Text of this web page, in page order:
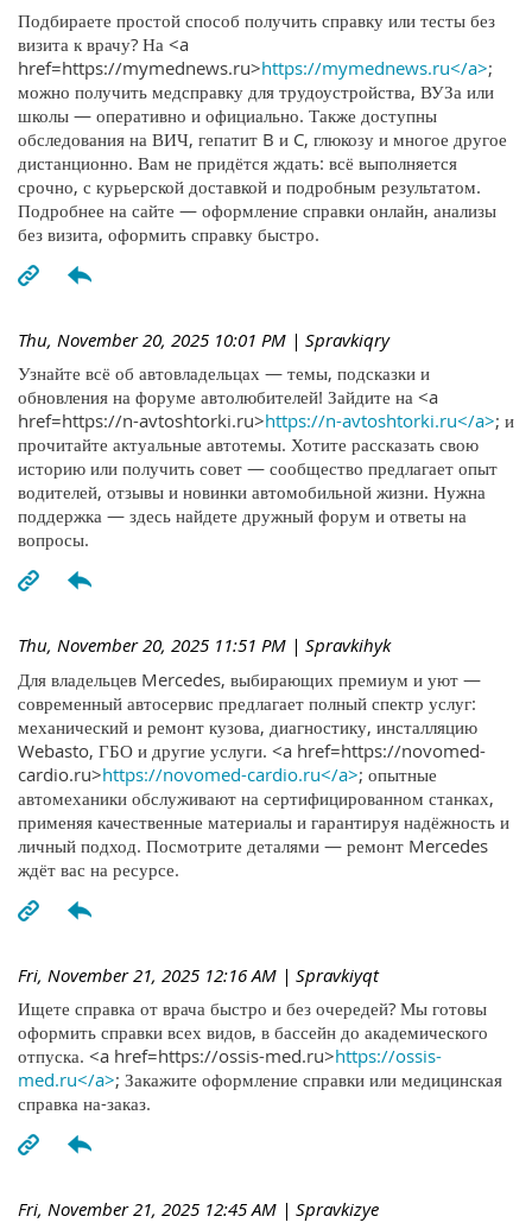
Подбираете простой способ получить справку или тесты без
визита к врачу? На <a
href=https://mymednews.ru>https://mymednews.ru</a>;
можно получить медсправку для трудоустройства, ВУЗа или
школы — оперативно и официально. Также доступны
обследования на ВИЧ, гепатит B и C, глюкозу и многое другое
дистанционно. Вам не придётся ждать: всё выполняется
срочно, с курьерской доставкой и подробным результатом.
Подробнее на сайте — оформление справки онлайн, анализы
без визита, оформить справку быстро.
Thu, November 20, 2025 10:01 PM | Spravkiqry
Узнайте всё об автовладельцах — темы, подсказки и
обновления на форуме автолюбителей! Зайдите на <a
href=https://n-avtoshtorki.ru>https://n-avtoshtorki.ru</a>; и
прочитайте актуальные автотемы. Хотите рассказать свою
историю или получить совет — сообщество предлагает опыт
водителей, отзывы и новинки автомобильной жизни. Нужна
поддержка — здесь найдете дружный форум и ответы на
вопросы.
Thu, November 20, 2025 11:51 PM | Spravkihyk
Для владельцев Mercedes, выбирающих премиум и уют —
современный автосервис предлагает полный спектр услуг:
механический и ремонт кузова, диагностику, инсталляцию
Webasto, ГБО и другие услуги. <a href=https://novomed-
cardio.ru>https://novomed-cardio.ru</a>; опытные
автомеханики обслуживают на сертифицированном станках,
применяя качественные материалы и гарантируя надёжность и
личный подход. Посмотрите деталями — ремонт Mercedes
ждёт вас на ресурсе.
Fri, November 21, 2025 12:16 AM | Spravkiyqt
Ищете справка от врача быстро и без очередей? Мы готовы
оформить справки всех видов, в бассейн до академического
отпуска. <a href=https://ossis-med.ru>https://ossis-
med.ru</a>; Закажите оформление справки или медицинская
справка на-заказ.
Fri, November 21, 2025 12:45 AM | Spravkizye